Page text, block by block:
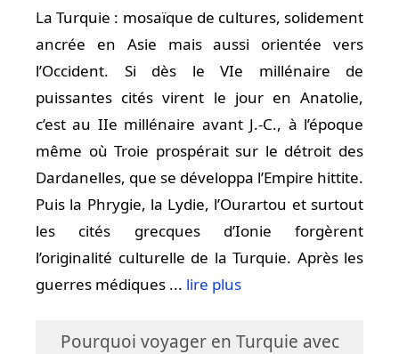
La Turquie : mosaïque de cultures, solidement
ancrée en Asie mais aussi orientée vers
l’Occident. Si dès le VIe millénaire de
puissantes cités virent le jour en Anatolie,
c’est au IIe millénaire avant J.-C., à l’époque
même où Troie prospérait sur le détroit des
Dardanelles, que se développa l’Empire hittite.
Puis la Phrygie, la Lydie, l’Ourartou et surtout
les cités grecques d’Ionie forgèrent
l’originalité culturelle de la Turquie. Après les
guerres médiques ... lire plus
Pourquoi voyager en Turquie avec